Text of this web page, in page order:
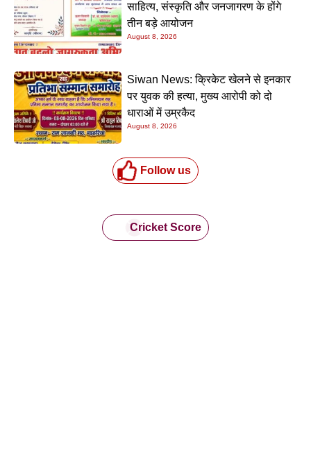
साहित्य, संस्कृति और जनजागरण के होंगे
तीन बड़े आयोजन
August 8, 2026
Siwan News: क्रिकेट खेलने से इनकार
पर युवक की हत्या, मुख्य आरोपी को दो
धाराओं में उम्रकैद
August 8, 2026
Follow us
Cricket Score